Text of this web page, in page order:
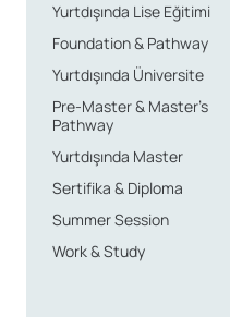
eğitim kurumları, çok
ve dinamik sosyal
ve yaşam açısından
dil öğrenmek hem de
isteyen öğrenciler için
İngiltere’nin en cazip
biridir.
Yurtdışında Lise Eğitimi
Foundation & Pathway
Yurtdışında Üniversite
Pre-Master & Master’s
Pathway
Yurtdışında Master
Sertifika & Diploma
Summer Session
Work & Study